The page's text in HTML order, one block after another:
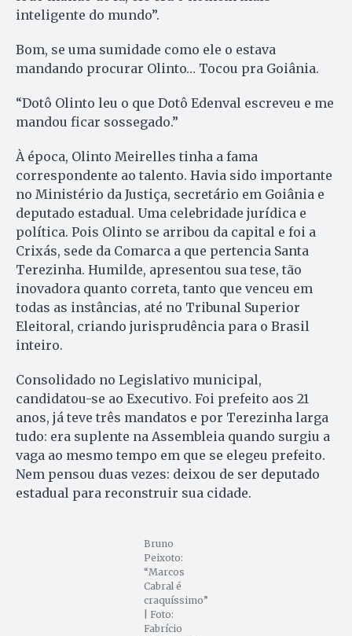
inteligente do mundo”.
Bom, se uma sumidade como ele o estava
mandando procurar Olinto… Tocou pra Goiânia.
“Dotô Olinto leu o que Dotô Edenval escreveu e me
mandou ficar sossegado.”
À época, Olinto Meirelles tinha a fama
correspondente ao talento. Havia sido importante
no Ministério da Justiça, secretário em Goiânia e
deputado estadual. Uma celebridade jurídica e
política. Pois Olinto se arribou da capital e foi a
Crixás, sede da Comarca a que pertencia Santa
Terezinha. Humilde, apresentou sua tese, tão
inovadora quanto correta, tanto que venceu em
todas as instâncias, até no Tribunal Superior
Eleitoral, criando jurisprudência para o Brasil
inteiro.
Consolidado no Legislativo municipal,
candidatou-se ao Executivo. Foi prefeito aos 21
anos, já teve três mandatos e por Terezinha larga
tudo: era suplente na Assembleia quando surgiu a
vaga ao mesmo tempo em que se elegeu prefeito.
Nem pensou duas vezes: deixou de ser deputado
estadual para reconstruir sua cidade.
Bruno
Peixoto:
“Marcos
Cabral é
craquíssimo”
| Foto:
Fabrício